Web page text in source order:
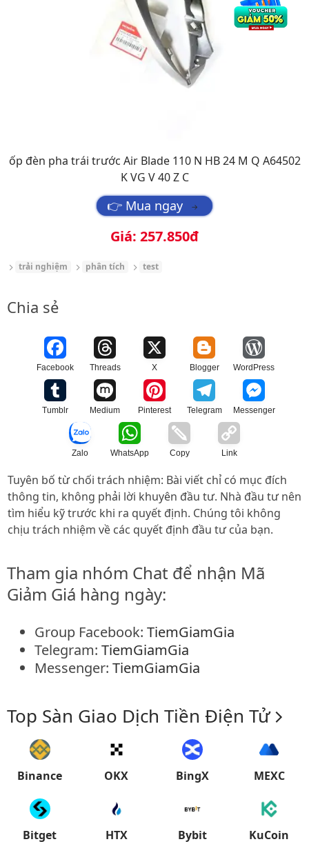
ốp đèn pha trái trước Air Blade 110 N HB 24 M Q A64502
K VG V 40 Z C
👉 Mua ngay →
Giá: 257.850đ
trải nghiệm phân tích test
Chia sẻ
Facebook Threads X Blogger WordPress
Tumblr Medium Pinterest Telegram Messenger
Zalo WhatsApp Copy Link
Tuyên bố từ chối trách nhiệm: Bài viết chỉ có mục đích
thông tin, không phải lời khuyên đầu tư. Nhà đầu tư nên
tìm hiểu kỹ trước khi ra quyết định. Chúng tôi không
chịu trách nhiệm về các quyết định đầu tư của bạn.
Tham gia nhóm Chat để nhận Mã
Giảm Giá hàng ngày:
Group Facebook: TiemGiamGia
Telegram: TiemGiamGia
Messenger: TiemGiamGia
Top Sàn Giao Dịch Tiền Điện Tử
Binance OKX BingX MEXC
Bitget HTX Bybit KuCoin